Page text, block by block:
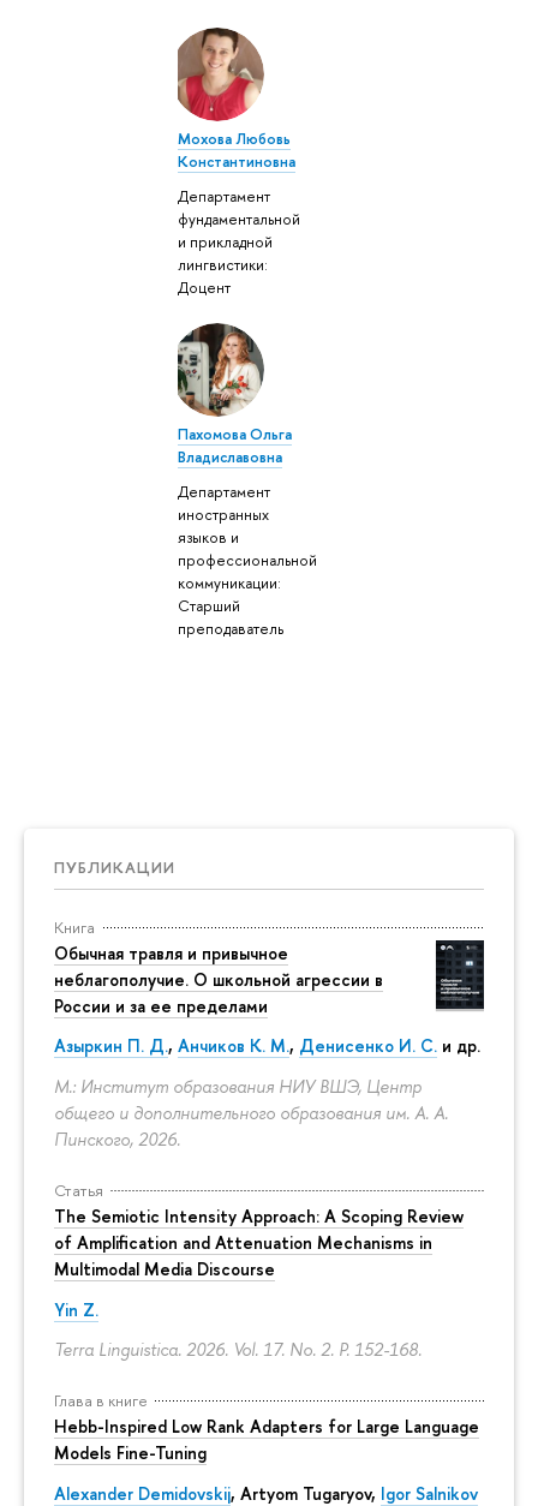
ПУБЛИКАЦИИ
Книга
Обычная травля и привычное
неблагополучие. О школьной агрессии в
России и за ее пределами
Азыркин П. Д., Анчиков К. М., Денисенко И. С. и др.
М.: Институт образования НИУ ВШЭ, Центр
общего и дополнительного образования им. А. А.
Пинского, 2026.
Статья
The Semiotic Intensity Approach: A Scoping Review
of Amplification and Attenuation Mechanisms in
Multimodal Media Discourse
Yin Z.
Terra Linguistica. 2026. Vol. 17. No. 2. P. 152-168.
Глава в книге
Hebb-Inspired Low Rank Adapters for Large Language
Models Fine-Tuning
Alexander Demidovskij, Artyom Tugaryov, Igor Salnikov
Мохова Любовь
Константиновна
Департамент
фундаментальной
и прикладной
лингвистики:
Доцент
Пахомова Ольга
Владиславовна
Департамент
иностранных
языков и
профессиональной
коммуникации:
Старший
преподаватель